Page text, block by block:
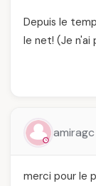
Depuis le
le net! (Je n'ai
amiragc
merci pour le